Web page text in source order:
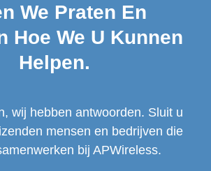
We Praten En
Hoe We U Kunnen
Helpen.
wij hebben antwoorden. Sluit u
mensen en bedrijven die
bij APWireless.